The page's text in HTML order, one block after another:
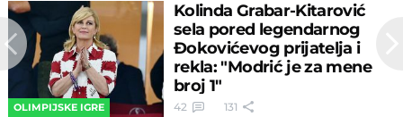
OLIMPIJSKE IGRE
Kolinda Grabar-Kitarović
sela pored legendarnog
Đokovićevog prijatelja i
rekla: "Modrić je za mene
broj 1"
42 131